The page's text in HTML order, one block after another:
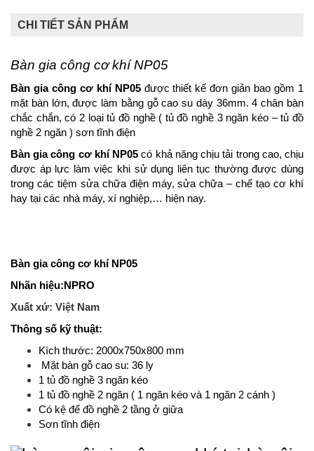
CHI TIẾT SẢN PHẨM
Bàn gia công cơ khí NP05
Bàn gia công cơ khí NP05 được thiết kế đơn giản bao gồm 1
mặt bàn lớn, được làm bằng gỗ cao su dày 36mm. 4 chân bàn
chắc chắn, có 2 loại tủ đồ nghề ( tủ đồ nghề 3 ngăn kéo – tủ đồ
nghề 2 ngăn ) sơn tĩnh điện
Bàn gia công cơ khí NP05 có khả năng chịu tải trong cao, chịu
được áp lực làm việc khi sử dụng liên tục thường được dùng
trong các tiệm sửa chữa điện máy, sửa chữa – chế tạo cơ khí
hay tại các nhà máy, xí nghiệp,… hiện nay.
Bàn gia công cơ khí NP05
Nhãn hiệu:NPRO
Xuất xứ: Việt Nam
Thông số kỹ thuật:
Kích thước: 2000x750x800 mm
Mặt bàn gỗ cao su: 36 ly
1 tủ đồ nghề 3 ngăn kéo
1 tủ đồ nghề 2 ngăn ( 1 ngăn kéo và 1 ngăn 2 cánh )
Có kệ để đồ nghề 2 tầng ở giữa
Sơn tĩnh điện